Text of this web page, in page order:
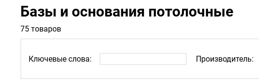
Базы и основания потолочные
75 товаров
Ключевые слова: Производитель: